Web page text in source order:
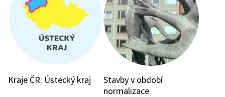
Kraje ČR: Ústecký kraj
Stavby v období
normalizace